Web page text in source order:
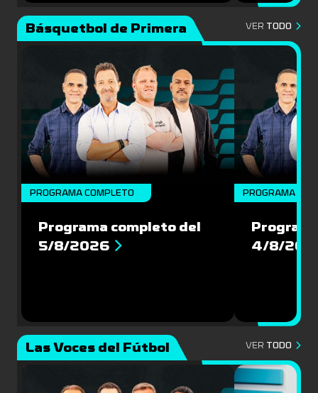
Básquetbol de Primera VER TODO
PROGRAMA COMPLETO
Programa completo del
5/8/2026
PROGRAMA
4/8/
Las Voces del Fútbol VER TODO